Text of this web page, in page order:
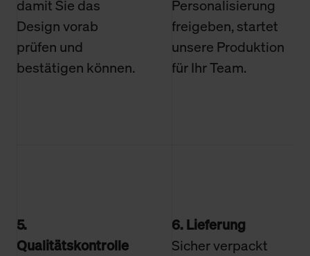
damit Sie das
Design vorab
prüfen und
bestätigen können.
Personalisierung
freigeben, startet
unsere Produktion
für Ihr Team.
5.
Qualitätskontrolle
6. Lieferung
Sicher verpackt